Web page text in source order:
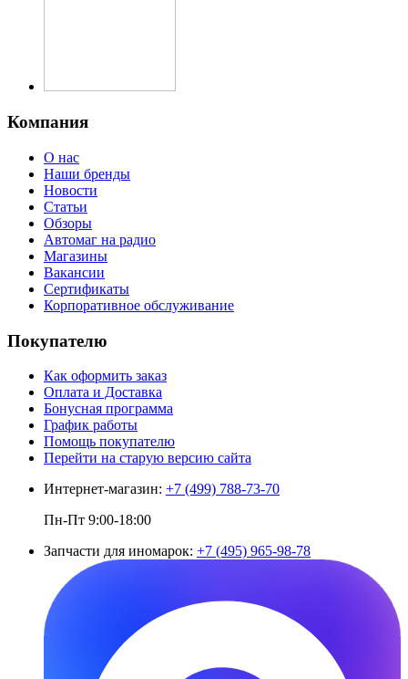
Компания
О нас
Наши бренды
Новости
Статьи
Обзоры
Автомаг на радио
Магазины
Вакансии
Сертификаты
Корпоративное обслуживание
Покупателю
Как оформить заказ
Оплата и Доставка
Бонусная программа
График работы
Помощь покупателю
Перейти на старую версию сайта
Интернет-магазин: +7 (499) 788-73-70
Пн-Пт 9:00-18:00
Запчасти для иномарок: +7 (495) 965-98-78